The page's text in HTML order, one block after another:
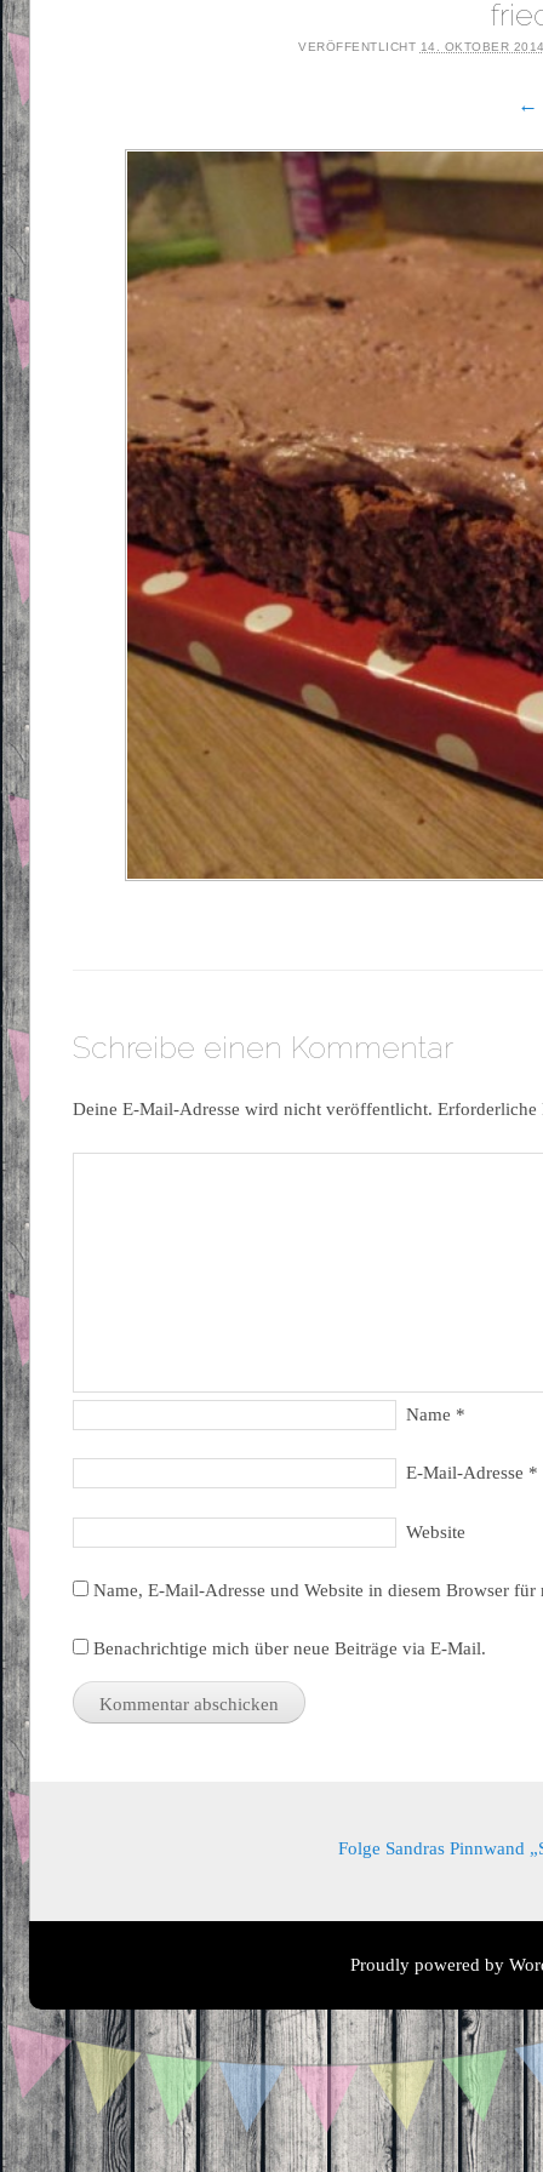
VERÖFFENTLICHT 14. OKTOBER
←
Schreibe einen Kommentar
Deine E-Mail-Adresse wird nicht veröffentlicht.
Name *
E-Mail-Adresse *
Website
Name, E-Mail-Adresse und Website in diesem Browser
Benachrichtige mich über neue Beiträge via E-Mail.
Folge Sandras Pinnwand
Proudly powered by